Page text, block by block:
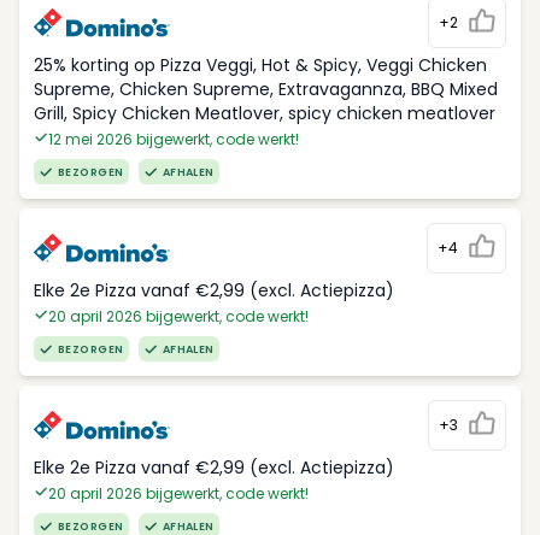
+2
25% korting op Pizza Veggi, Hot & Spicy, Veggi Chicken
Supreme, Chicken Supreme, Extravagannza, BBQ Mixed
Grill, Spicy Chicken Meatlover, spicy chicken meatlover
12 mei 2026 bijgewerkt, code werkt!
BEZORGEN AFHALEN
+4
Elke 2e Pizza vanaf €2,99 (excl. Actiepizza)
20 april 2026 bijgewerkt, code werkt!
BEZORGEN AFHALEN
+3
Elke 2e Pizza vanaf €2,99 (excl. Actiepizza)
20 april 2026 bijgewerkt, code werkt!
BEZORGEN AFHALEN